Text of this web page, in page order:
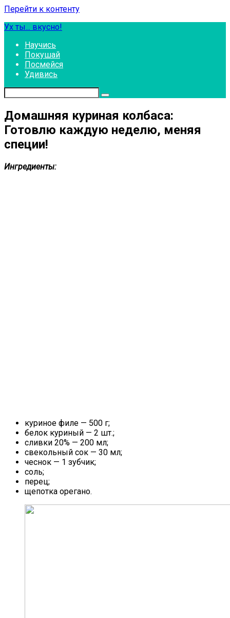
Перейти к контенту
Ух ты... вкусно!
Научись
Покушай
Посмейся
Удивись
Домашняя куриная колбаса:
Готовлю каждую неделю, меняя
специи!
Ингредиенты:
куриное филе — 500 г;
белок куриный — 2 шт.;
сливки 20% — 200 мл;
свекольный сок — 30 мл;
чеснок — 1 зубчик;
соль;
перец;
щепотка орегано.